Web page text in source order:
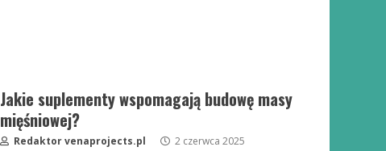
Jakie suplementy wspomagają budowę masy
mięśniowej?
Redaktor venaprojects.pl 2 czerwca 2025